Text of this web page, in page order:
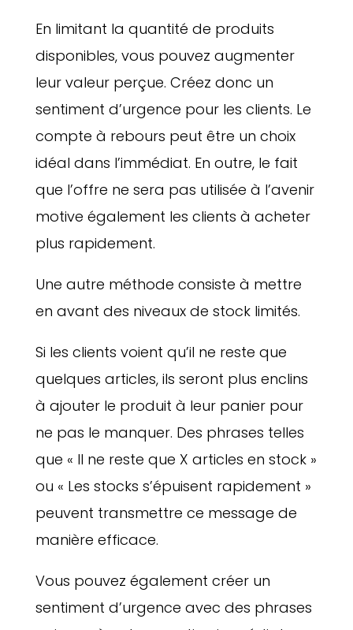
En limitant la quantité de produits
disponibles, vous pouvez augmenter
leur valeur perçue. Créez donc un
sentiment d’urgence pour les clients. Le
compte à rebours peut être un choix
idéal dans l’immédiat. En outre, le fait
que l’offre ne sera pas utilisée à l’avenir
motive également les clients à acheter
plus rapidement.
Une autre méthode consiste à mettre
en avant des niveaux de stock limités.
Si les clients voient qu’il ne reste que
quelques articles, ils seront plus enclins
à ajouter le produit à leur panier pour
ne pas le manquer. Des phrases telles
que « Il ne reste que X articles en stock »
ou « Les stocks s’épuisent rapidement »
peuvent transmettre ce message de
manière efficace.
Vous pouvez également créer un
sentiment d’urgence avec des phrases